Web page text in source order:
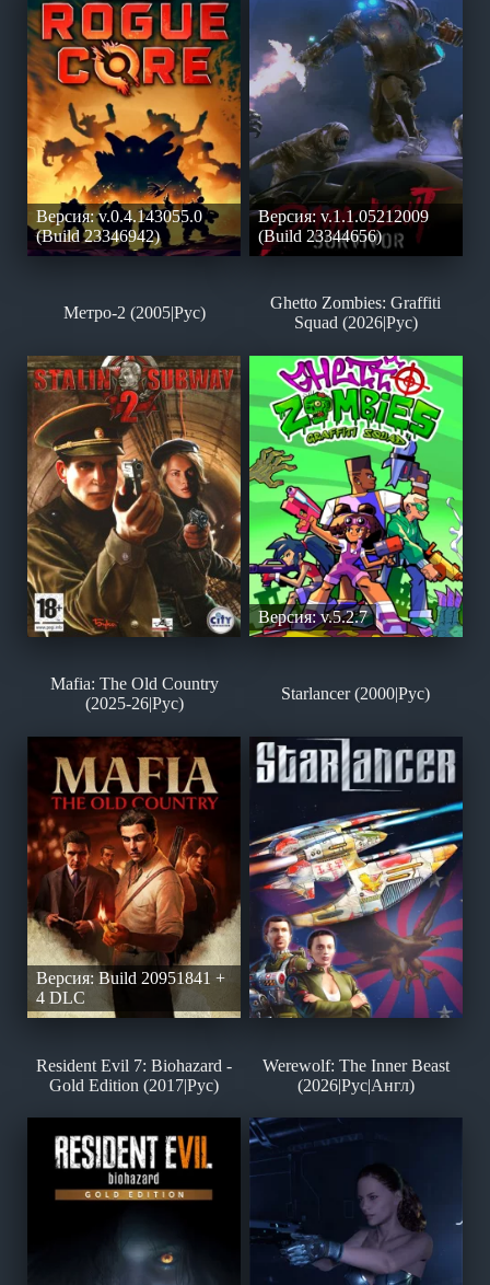
Версия: v.0.4.143055.0
(Build 23346942)
Версия: v.1.1.05212009
(Build 23344656)
Метро-2 (2005|Рус)
Ghetto Zombies: Graffiti
Squad (2026|Рус)
Версия: v.5.2.7
Mafia: The Old Country
(2025-26|Рус)
Версия: Build 20951841 +
4 DLC
Starlancer (2000|Рус)
Resident Evil 7: Biohazard -
Gold Edition (2017|Рус)
Werewolf: The Inner Beast
(2026|Рус|Англ)